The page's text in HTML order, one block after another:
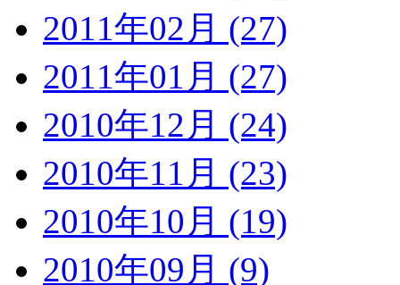
2011年02月 (27)
2011年01月 (27)
2010年12月 (24)
2010年11月 (23)
2010年10月 (19)
2010年09月 (9)